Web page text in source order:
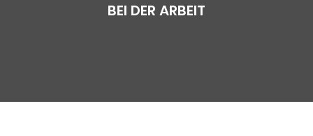
BEI DER ARBEIT